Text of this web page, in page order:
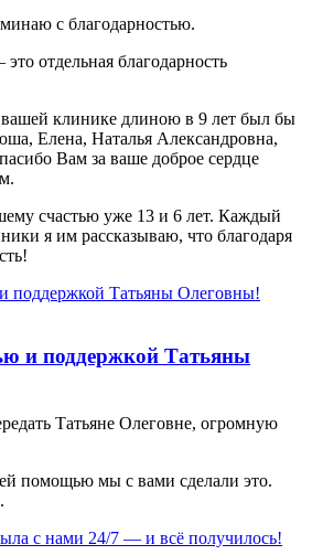
с благодарностью.
отдельная благодарность
клинике длиною в 9 лет был бы
Елена, Наталья Александровна,
Вам за ваше доброе сердце
счастью уже 13 и 6 лет. Каждый
я им рассказываю, что благодаря
и поддержкой Татьяны
Татьяне Олеговне, огромную
помощью мы с вами сделали это.